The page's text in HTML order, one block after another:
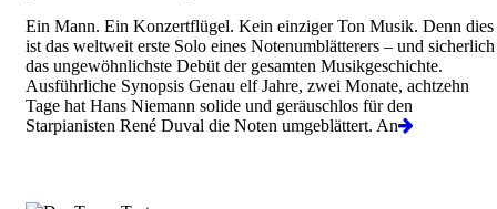
Ein Mann. Ein Konzertflügel. Kein einziger Ton Musik. Denn dies
ist das weltweit erste Solo eines Notenumblätterers – und sicherlich
das ungewöhnlichste Debüt der gesamten Musikgeschichte.
Ausführliche Synopsis Genau elf Jahre, zwei Monate, achtzehn
Tage hat Hans Niemann solide und geräuschlos für den
Starpianisten René Duval die Noten umgeblättert. An